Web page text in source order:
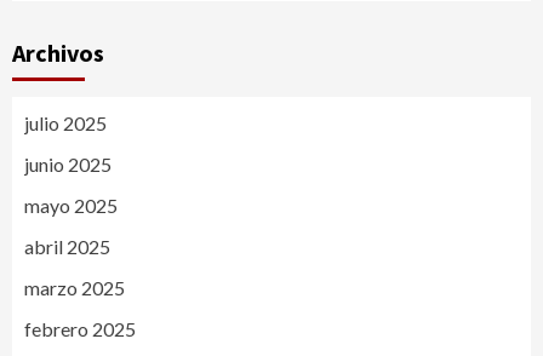
Archivos
julio 2025
junio 2025
mayo 2025
abril 2025
marzo 2025
febrero 2025